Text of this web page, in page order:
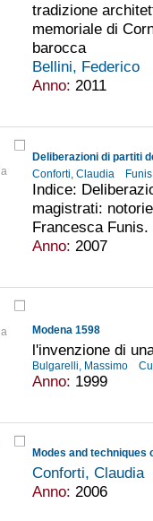
tradizione
memoriale di
barocca
Bellini, Federico
Anno: 2011
Deliberazioni di partiti
Conforti, Claudia
Indice:
magistrati:
Francesca
Anno: 2007
Modena 1598
l'invenzione di
Bulgarelli, Massimo
Anno: 1999
Modes and techniques
Conforti, Claudia
Anno: 2006